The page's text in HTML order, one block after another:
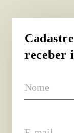
receber
Nome